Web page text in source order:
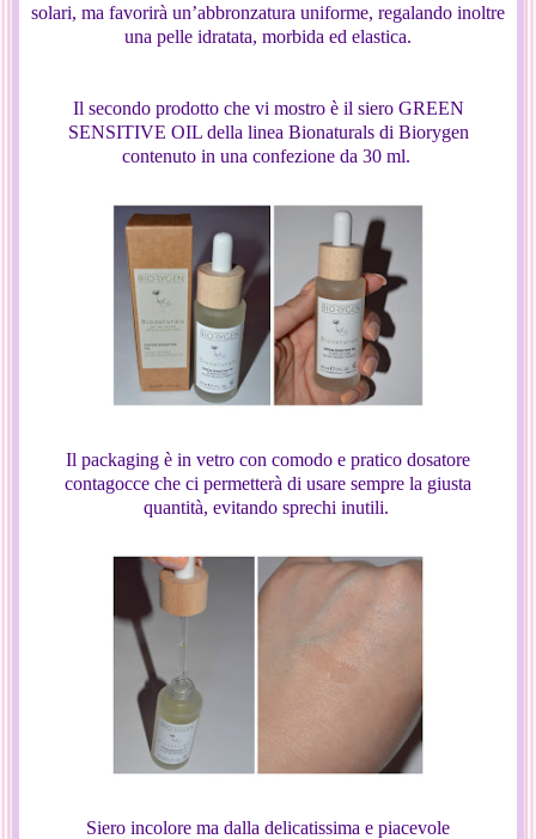
solari, ma favorirà un’abbronzatura uniforme, regalando inoltre
una pelle idratata, morbida ed elastica.
Il secondo prodotto che vi mostro è il siero GREEN
SENSITIVE OIL della linea Bionaturals di Biorygen
contenuto in una confezione da 30 ml.
Il packaging è in vetro con comodo e pratico dosatore
contagocce che ci permetterà di usare sempre la giusta
quantità, evitando sprechi inutili.
Siero incolore ma dalla delicatissima e piacevole